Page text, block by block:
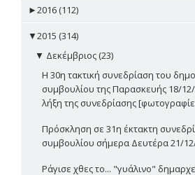
►2016 (112)
▼2015 (314)
▼ Δεκέμβριος (23)
Η 30η τακτική συνεδρίαση του
συμβουλίου της Παρασκευής 18/
λήξη της συνεδρίασης
Πρόσκληση σε 31η έκτακτη
συμβουλίου σήμερα Δευτέρα 21/12/
Ράγισε χθες το... "γυάλινο"